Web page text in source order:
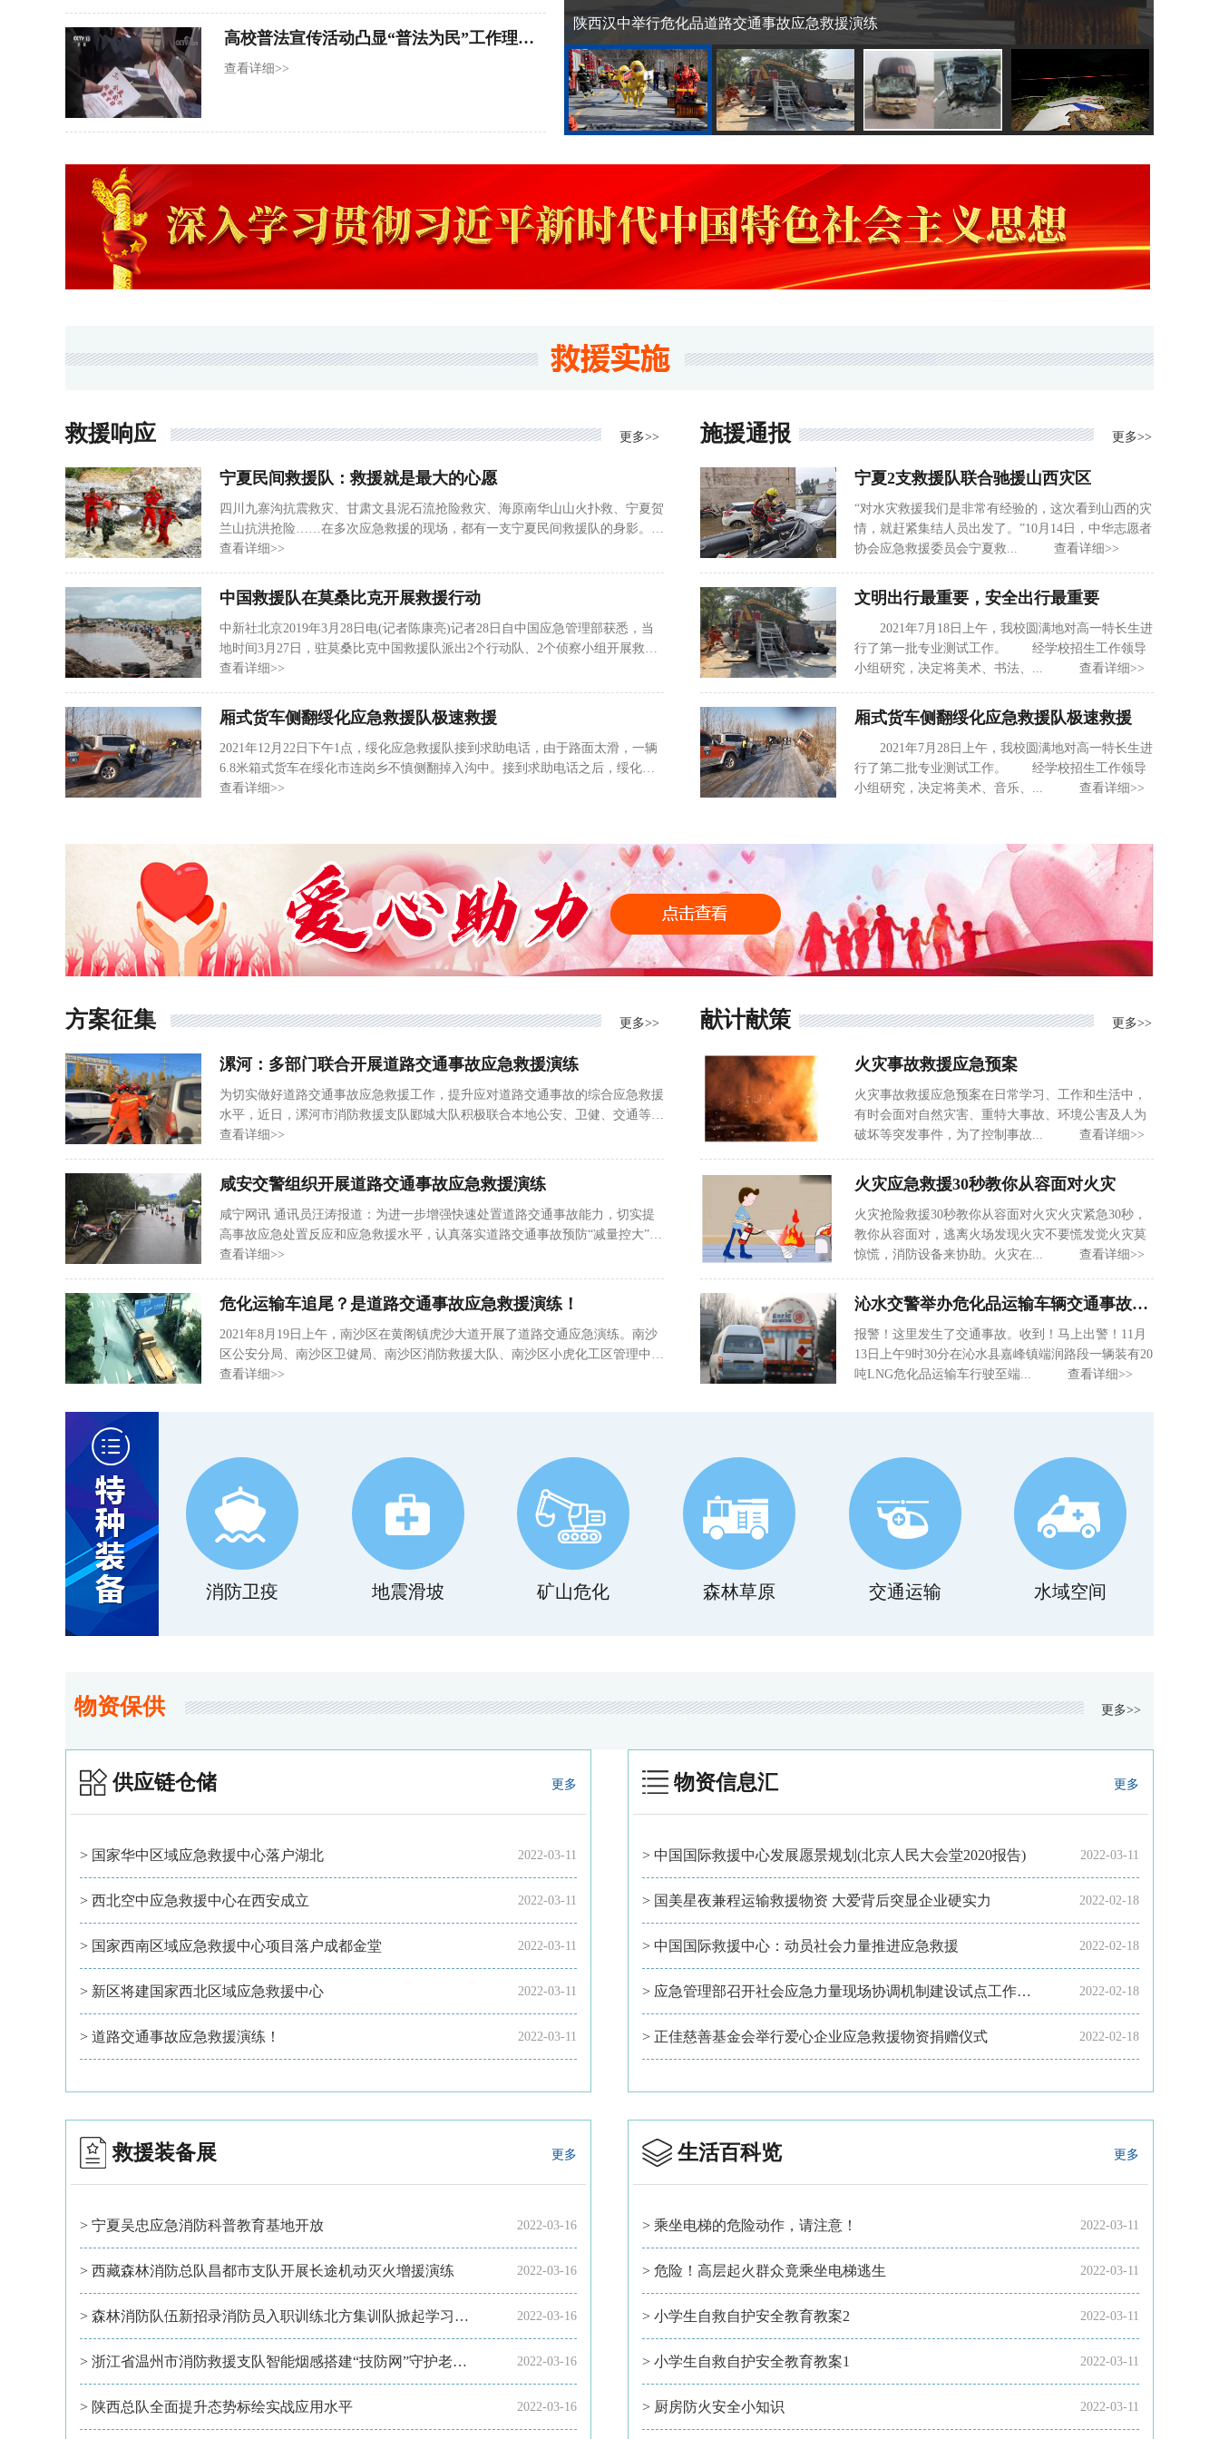
世博方舱医院，看望慰问援沪医疗队，感谢大家白衣执
甲、挺身而出、向疫而行、倾力相助，叮嘱大家强化医疗
救治，提升精细管理，加强心理疏导，做好自身防护，营
高校普法宣传活动凸显“普法为民”工作理念 提升师生安全防范意识
查看详细>>
陕西汉中举行危化品道路交通事故应急救援演练
救援响应 更多>>
宁夏民间救援队：救援就是最大的心愿
四川九寨沟抗震救灾、甘肃文县泥石流抢险救灾、海原南华山山火扑救、宁夏贺
兰山抗洪抢险……在多次应急救援的现场，都有一支宁夏民间救援队的身影。近
日，记者走进银川市逆行者救援队，了解其背后的故事。张富泉是银川市逆行者
一家酒吧，还组建了摩托车俱乐部，生活潇洒自如。偶然间，他们资助了10名贫
困山区的学生，从此走上了公益的道路。银川市逆行者救...
查看详细>>
中国救援队在莫桑比克开展救援行动
中新社北京2019年3月28日电(记者陈康亮)记者28日自中国应急管理部获悉，当
地时间3月27日，驻莫桑比克中国救援队派出2个行动队、2个侦察小组开展救援
行动，任务完成后救援队员全部安全返回营地。在距离救援营地10公里处的一个
500余人(妇女、儿童占80%)，同时对灾民进行传染病预防知识普及。在距离营
区70多公里处的提卡区域，救援队先期派出1个侦查组携带无人机...
查看详细>>
厢式货车侧翻绥化应急救援队极速救援
2021年12月22日下午1点，绥化应急救援队接到求助电话，由于路面太滑，一辆
6.8米箱式货车在绥化市连岗乡不慎侧翻掉入沟中。接到求助电话之后，绥化应
急救援队立即派遣9名队员驾驶5辆车赶赴事故现场，事故车辆是一辆载满货物的
货车的情况，历时两个半小时，终于成功将大货车救出来，对...
查看详细>>
施援通报 更多>>
宁夏2支救援队联合驰援山西灾区
“对水灾救援我们是非常有经验的，这次看到山西的灾
情，就赶紧集结人员出发了。”10月14日，中华志愿者
协会应急救援委员会宁夏救... 查看详细>>
文明出行最重要，安全出行最重要
2021年7月18日上午，我校圆满地对高一特长生进
行了第一批专业测试工作。 经学校招生工作领导
小组研究，决定将美术、书法、... 查看详细>>
厢式货车侧翻绥化应急救援队极速救援
2021年7月28日上午，我校圆满地对高一特长生进
行了第二批专业测试工作。 经学校招生工作领导
小组研究，决定将美术、音乐、... 查看详细>>
方案征集 更多>>
漯河：多部门联合开展道路交通事故应急救援演练
为切实做好道路交通事故应急救援工作，提升应对道路交通事故的综合应急救援
水平，近日，漯河市消防救援支队郾城大队积极联合本地公安、卫健、交通等部
门开展道路交通事故应急救援实战演练。本次演练立足实战要求，以“快速发
急情况下与公安、卫健、交通等部门的联动联勤机制运行效能和应对突发交通事
故的预警、响应和处置水平。 演练模拟在辖区龙江路段两辆...
查看详细>>
咸安交警组织开展道路交通事故应急救援演练
咸宁网讯 通讯员汪涛报道：为进一步增强快速处置道路交通事故能力，切实提
高事故应急处置反应和应急救援水平，认真落实道路交通事故预防“减量控大”工
作部署。24日15时许，咸安公安分局交警大队联合市一医院120急救中心、湖北
拟演练事故现场设置了一起二轮摩托车发生单方交通事故，从而导致车辆受损、
驾驶人重伤，路人发现后报警请求救助。辖区永安中队接...
查看详细>>
危化运输车追尾？是道路交通事故应急救援演练！
2021年8月19日上午，南沙区在黄阁镇虎沙大道开展了道路交通应急演练。南沙
区公安分局、南沙区卫健局、南沙区消防救援大队、南沙区小虎化工区管理中
心、黄阁镇等相关部门参与了演练工作。演练模拟了一个重型特殊结构货车与装
查看详细>>
献计献策 更多>>
火灾事故救援应急预案
火灾事故救援应急预案在日常学习、工作和生活中，
有时会面对自然灾害、重特大事故、环境公害及人为
破坏等突发事件，为了控制事故... 查看详细>>
火灾应急救援30秒教你从容面对火灾
火灾抢险救援30秒教你从容面对火灾火灾紧急30秒，
教你从容面对，逃离火场发现火灾不要慌发觉火灾莫
惊慌，消防设备来协助。火灾在... 查看详细>>
沁水交警举办危化品运输车辆交通事故应急救援演练
报警！这里发生了交通事故。收到！马上出警！11月
13日上午9时30分在沁水县嘉峰镇端润路段一辆装有20
吨LNG危化品运输车行驶至端... 查看详细>>
消防卫疫 地震滑坡 矿山危化 森林草原 交通运输 水域空间
物资保供 更多>>
供应链仓储 更多
> 国家华中区域应急救援中心落户湖北 2022-03-11
> 西北空中应急救援中心在西安成立 2022-03-11
> 国家西南区域应急救援中心项目落户成都金堂 2022-03-11
> 新区将建国家西北区域应急救援中心 2022-03-11
> 道路交通事故应急救援演练！ 2022-03-11
物资信息汇 更多
> 中国国际救援中心发展愿景规划(北京人民大会堂2020报告) 2022-03-11
> 国美星夜兼程运输救援物资 大爱背后突显企业硬实力 2022-02-18
> 中国国际救援中心：动员社会力量推进应急救援 2022-02-18
> 应急管理部召开社会应急力量现场协调机制建设试点工作部署会 2022-02-18
> 正佳慈善基金会举行爱心企业应急救援物资捐赠仪式 2022-02-18
救援装备展 更多
> 宁夏吴忠应急消防科普教育基地开放 2022-03-16
> 西藏森林消防总队昌都市支队开展长途机动灭火增援演练 2022-03-16
> 森林消防队伍新招录消防员入职训练北方集训队掀起学习全国两会精神热潮 2022-03-16
> 浙江省温州市消防救援支队智能烟感搭建“技防网”守护老弱群体平安 2022-03-16
> 陕西总队全面提升态势标绘实战应用水平 2022-03-16
生活百科览 更多
> 乘坐电梯的危险动作，请注意！ 2022-03-11
> 危险！高层起火群众竟乘坐电梯逃生 2022-03-11
> 小学生自救自护安全教育教案2 2022-03-11
> 小学生自救自护安全教育教案1 2022-03-11
> 厨房防火安全小知识 2022-03-11